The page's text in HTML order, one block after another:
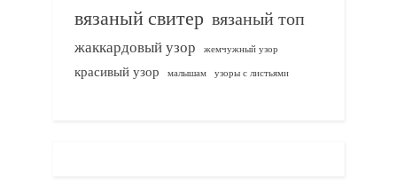
вязаный свитер вязаный топ
жаккардовый узор жемчужный узор
красивый узор малышам узоры с листьями